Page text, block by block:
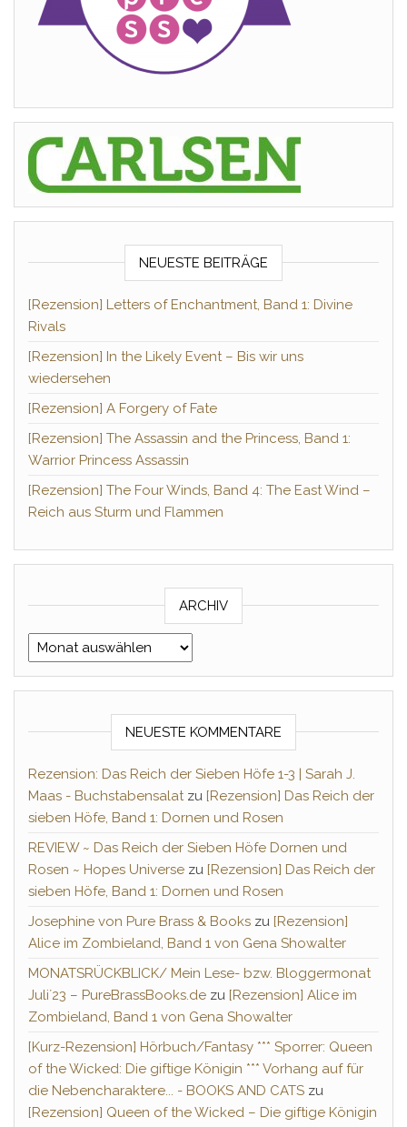
NEUESTE BEITRÄGE
[Rezension] Letters of Enchantment, Band 1: Divine
Rivals
[Rezension] In the Likely Event – Bis wir uns
wiedersehen
[Rezension] A Forgery of Fate
[Rezension] The Assassin and the Princess, Band 1:
Warrior Princess Assassin
[Rezension] The Four Winds, Band 4: The East Wind –
Reich aus Sturm und Flammen
ARCHIV
Archiv
NEUESTE KOMMENTARE
Rezension: Das Reich der Sieben Höfe 1-3 | Sarah J.
Maas - Buchstabensalatzu [Rezension] Das Reich der
sieben Höfe, Band 1: Dornen und Rosen
REVIEW ~ Das Reich der Sieben Höfe Dornen und
Rosen ~ Hopes Universe zu [Rezension] Das Reich der
sieben Höfe, Band 1: Dornen und Rosen
Josephine von Pure Brass & Books zu [Rezension]
Alice im Zombieland, Band 1 von Gena Showalter
MONATSRÜCKBLICK/ Mein Lese- bzw. Bloggermonat
Juli´23 – PureBrassBooks.de zu [Rezension] Alice im
Zombieland, Band 1 von Gena Showalter
[Kurz-Rezension] Hörbuch/Fantasy *** Sporrer: Queen
of the Wicked: Die giftige Königin *** Vorhang auf für
die Nebencharaktere... - BOOKS AND CATS zu
[Rezension] Queen of the Wicked – Die giftige Königin